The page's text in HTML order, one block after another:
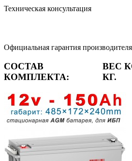
Техническая консультация
Официальная гарантия производителя
СОСТАВ
КОМПЛЕКТА:
ВЕС
КГ.